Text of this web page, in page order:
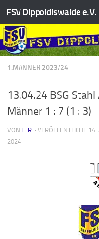
Zum Inhalt springen
FSV Dippoldiswalde e.V.
1.MÄNNER 2023/24
13.04.24 BSG
Männer 1 : 7 (1 : 3)
VON F. R. · VERÖFFENTLICHT 14.
2024